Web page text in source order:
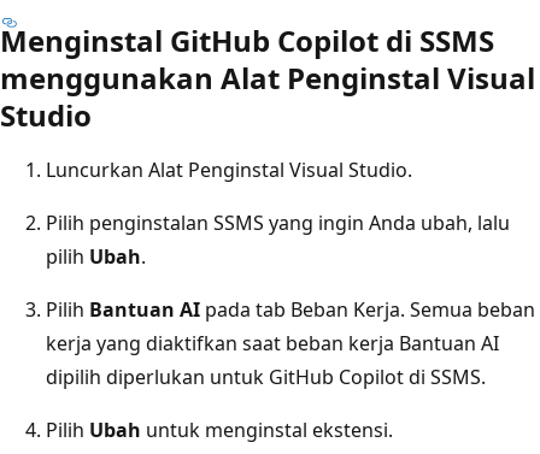
Menginstal GitHub Copilot di SSMS
menggunakan Alat Penginstal Visual
Studio
Luncurkan Alat Penginstal Visual Studio.
Pilih penginstalan SSMS yang ingin Anda ubah, lalu
pilih Ubah.
Pilih Bantuan AI pada tab Beban Kerja. Semua beban
kerja yang diaktifkan saat beban kerja Bantuan AI
dipilih diperlukan untuk GitHub Copilot di SSMS.
Pilih Ubah untuk menginstal ekstensi.